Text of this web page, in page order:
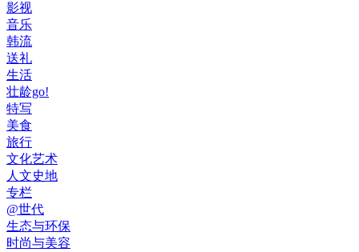
影视
音乐
韩流
送礼
生活
壮龄go!
特写
美食
旅行
文化艺术
人文史地
专栏
@世代
生态与环保
时尚与美容